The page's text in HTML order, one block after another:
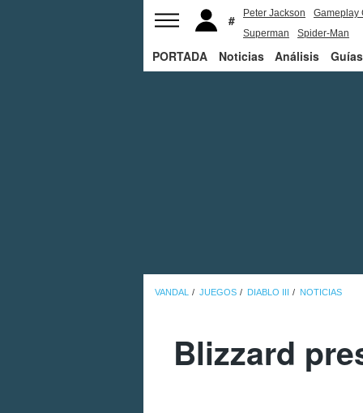
Peter Jackson
Gameplay
Superman
Spider-Man
PORTADA Noticias Análisis Guías
VANDAL JUEGOS DIABLO III NOTICIAS
Blizzard